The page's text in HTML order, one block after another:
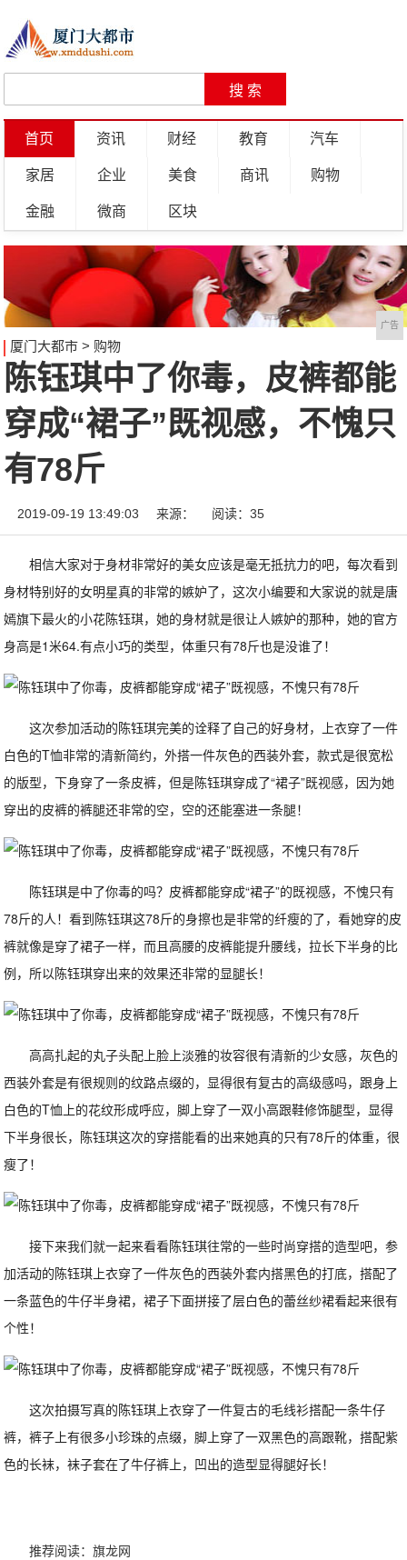
首页 资讯 财经 教育 汽车
家居 企业 美食 商讯 购物
金融 微商 区块
广告
厦门大都市> 购物
陈钰琪中了你毒，皮裤都能
穿成“裙子”既视感，不愧只
有78斤
2019-09-19 13:49:03 来源： 阅读：35
相信大家对于身材非常好的美女应该是毫无抵抗力的吧，每次看到
身材特别好的女明星真的非常的嫉妒了，这次小编要和大家说的就是唐
嫣旗下最火的小花陈钰琪，她的身材就是很让人嫉妒的那种，她的官方
身高是1米64.有点小巧的类型，体重只有78斤也是没谁了！
这次参加活动的陈钰琪完美的诠释了自己的好身材，上衣穿了一件
白色的T恤非常的清新简约，外搭一件灰色的西装外套，款式是很宽松
的版型，下身穿了一条皮裤，但是陈钰琪穿成了“裙子”既视感，因为她
穿出的皮裤的裤腿还非常的空，空的还能塞进一条腿！
陈钰琪是中了你毒的吗？皮裤都能穿成“裙子”的既视感，不愧只有
78斤的人！看到陈钰琪这78斤的身擦也是非常的纤瘦的了，看她穿的皮
裤就像是穿了裙子一样，而且高腰的皮裤能提升腰线，拉长下半身的比
例，所以陈钰琪穿出来的效果还非常的显腿长！
高高扎起的丸子头配上脸上淡雅的妆容很有清新的少女感，灰色的
西装外套是有很规则的纹路点缀的，显得很有复古的高级感吗，跟身上
白色的T恤上的花纹形成呼应，脚上穿了一双小高跟鞋修饰腿型，显得
下半身很长，陈钰琪这次的穿搭能看的出来她真的只有78斤的体重，很
瘦了！
接下来我们就一起来看看陈钰琪往常的一些时尚穿搭的造型吧，参
加活动的陈钰琪上衣穿了一件灰色的西装外套内搭黑色的打底，搭配了
一条蓝色的牛仔半身裙，裙子下面拼接了层白色的蕾丝纱裙看起来很有
个性！
这次拍摄写真的陈钰琪上衣穿了一件复古的毛线衫搭配一条牛仔
裤，裤子上有很多小珍珠的点缀，脚上穿了一双黑色的高跟靴，搭配紫
色的长袜，袜子套在了牛仔裤上，凹出的造型显得腿好长！
推荐阅读：旗龙网